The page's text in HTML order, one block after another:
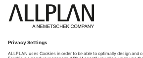
« Zurück